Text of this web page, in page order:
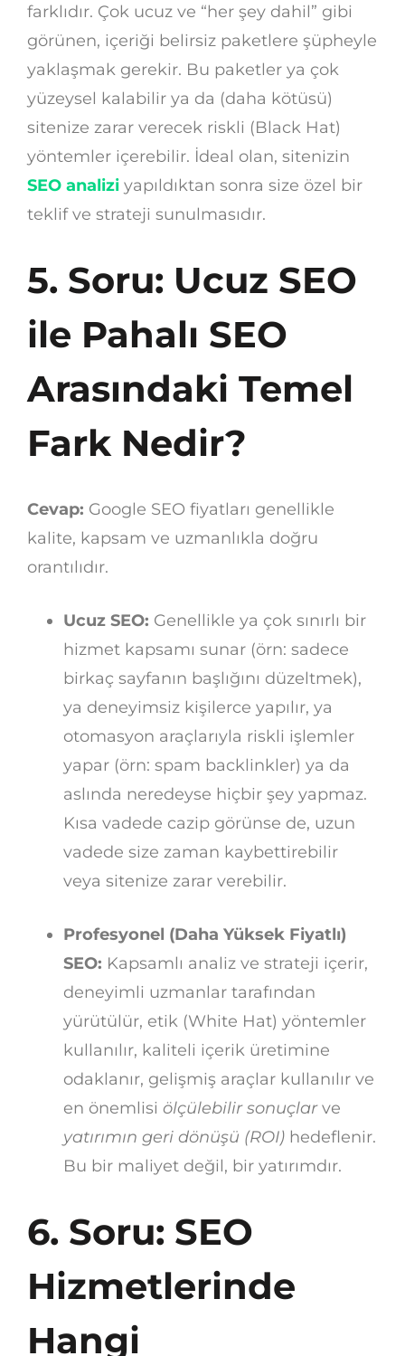
farklıdır. Çok ucuz ve “her şey dahil” gibi
görünen, içeriği belirsiz paketlere şüpheyle
yaklaşmak gerekir. Bu paketler ya çok
yüzeysel kalabilir ya da (daha kötüsü)
sitenize zarar verecek riskli (Black Hat)
yöntemler içerebilir. İdeal olan, sitenizin
SEO analizi yapıldıktan sonra size özel bir
teklif ve strateji sunulmasıdır.
5. Soru: Ucuz SEO
ile Pahalı SEO
Arasındaki Temel
Fark Nedir?
Cevap: Google SEO fiyatları genellikle
kalite, kapsam ve uzmanlıkla doğru
orantılıdır.
Ucuz SEO: Genellikle ya çok sınırlı bir
hizmet kapsamı sunar (örn: sadece
birkaç sayfanın başlığını düzeltmek),
ya deneyimsiz kişilerce yapılır, ya
otomasyon araçlarıyla riskli işlemler
yapar (örn: spam backlinkler) ya da
aslında neredeyse hiçbir şey yapmaz.
Kısa vadede cazip görünse de, uzun
vadede size zaman kaybettirebilir
veya sitenize zarar verebilir.
Profesyonel (Daha Yüksek Fiyatlı)
SEO: Kapsamlı analiz ve strateji içerir,
deneyimli uzmanlar tarafından
yürütülür, etik (White Hat) yöntemler
kullanılır, kaliteli içerik üretimine
odaklanır, gelişmiş araçlar kullanılır ve
en önemlisi ölçülebilir sonuçlarve
yatırımın geri dönüşü (ROI) hedeflenir.
Bu bir maliyet değil, bir yatırımdır.
6. Soru: SEO
Hizmetlerinde
Hangi